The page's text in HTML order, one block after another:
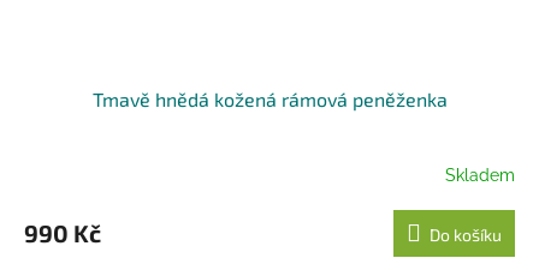
Tmavě hnědá kožená rámová peněženka
Skladem
990 Kč Do košíku